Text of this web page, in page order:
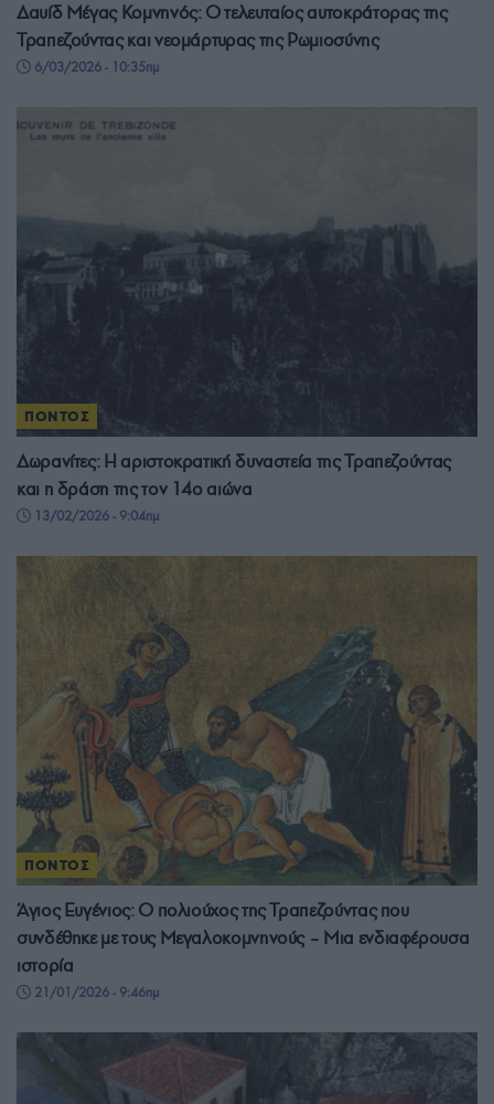
Δαυίδ Μέγας Κομνηνός: Ο τελευταίος αυτοκράτορας της
Τραπεζούντας και νεομάρτυρας της Ρωμιοσύνης
6/03/2026 - 10:35πμ
ΠΟΝΤΟΣ
Δωρανίτες: Η αριστοκρατική δυναστεία της Τραπεζούντας
και η δράση της τον 14ο αιώνα
13/02/2026 - 9:04πμ
ΠΟΝΤΟΣ
Άγιος Ευγένιος: Ο πολιούχος της Τραπεζούντας που
συνδέθηκε με τους Μεγαλοκομνηνούς – Μια ενδιαφέρουσα
ιστορία
21/01/2026 - 9:46πμ